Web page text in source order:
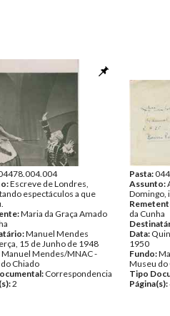
Escreve de Londres,
espectáculos a que
Maria da Graça Amado
Manuel Mendes
15 de Junho de 1948
Manuel Mendes/MNAC -
Chiado
Correspondencia
2
Pasta:
Assunto:
Domingo,
da Cunha
Data:
1950
Fundo:
Museu do
Tipo
Página(s):